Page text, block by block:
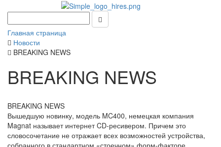
Главная страница
Новости
BREAKING NEWS
BREAKING NEWS
​BREAKING NEWS
Вышедшую новинку, модель MC400, немецкая компания
Magnat называет интернет CD-ресивером. Причем это
словосочетание не отражает всех возможностей устройства,